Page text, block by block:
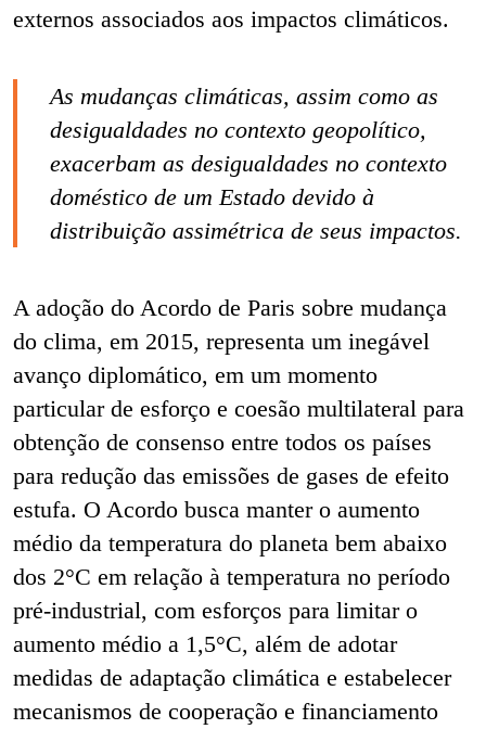
externos associados aos impactos climáticos.
As mudanças climáticas, assim como as
desigualdades no contexto geopolítico,
exacerbam as desigualdades no contexto
doméstico de um Estado devido à
distribuição assimétrica de seus impactos.
A adoção do Acordo de Paris sobre mudança
do clima, em 2015, representa um inegável
avanço diplomático, em um momento
particular de esforço e coesão multilateral para
obtenção de consenso entre todos os países
para redução das emissões de gases de efeito
estufa. O Acordo busca manter o aumento
médio da temperatura do planeta bem abaixo
dos 2°C em relação à temperatura no período
pré-industrial, com esforços para limitar o
aumento médio a 1,5°C, além de adotar
medidas de adaptação climática e estabelecer
mecanismos de cooperação e financiamento